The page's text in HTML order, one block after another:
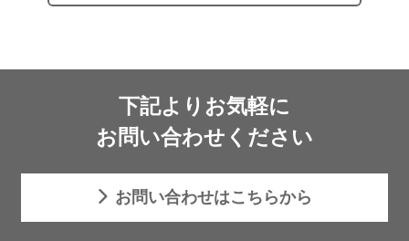
下記よりお気軽に
お問い合わせください
お問い合わせはこちらから